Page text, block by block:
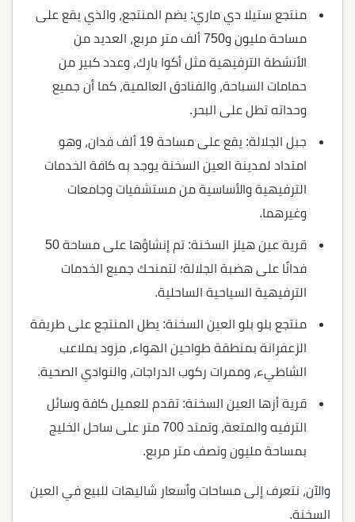
منتجع ستيلا دي ماري: يضم المنتجع، والذي يقع على
مساحة مليون و750 ألف متر مربع، العديد من
الأنشطة الترفيهية مثل أكوا بارك، وعدد كبير من
حمامات السباحة، والفنادق العالمية، كما أن جميع
وحداته تطل على البحر.
جبل الجلالة: يقع على مساحة 19 ألف فدان، وهو
امتداد لمدينة العين السخنة يوجد به كافة الخدمات
الترفيهية والأساسية من مستشفيات وجامعات
وغيرهما.
قرية عين هيلز السخنة: تم إنشاؤها على مساحة 50
فدانًا على هضبة الجلالة؛ لتمنحك جميع الخدمات
الترفيهية السياحية الساحلية.
منتجع بلو بلو العين السخنة: يطل المنتجع على طريقة
الزعفرانة بمنطقة طواحين الهواء، مزود بملاعب
الشاطيء، وممرات ركوب الدراجات، والنوادي الصحية.
قرية أزها العين السخنة: تقدم للعميل كافة وسائل
الترفيه والمتعة، وتمتد 700 متر على ساحل الخليج
بمساحة مليون ونصف متر مربع.
والآن، نتعرف إلى مساحات وأسعار شاليهات للبيع في العين
السخنة.